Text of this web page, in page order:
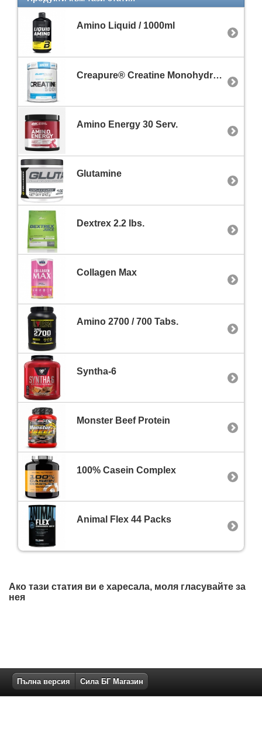
Amino Liquid / 1000ml
Creapure® Creatine Monohydrate 5000 / 500 g
Amino Energy 30 Serv.
Glutamine
Dextrex 2.2 lbs.
Collagen Max
Amino 2700 / 700 Tabs.
Syntha-6
Monster Beef Protein
100% Casein Complex
Animal Flex 44 Packs
Ако тази статия ви е харесала, моля гласувайте за
нея
Пълна версия Сила БГ Магазин